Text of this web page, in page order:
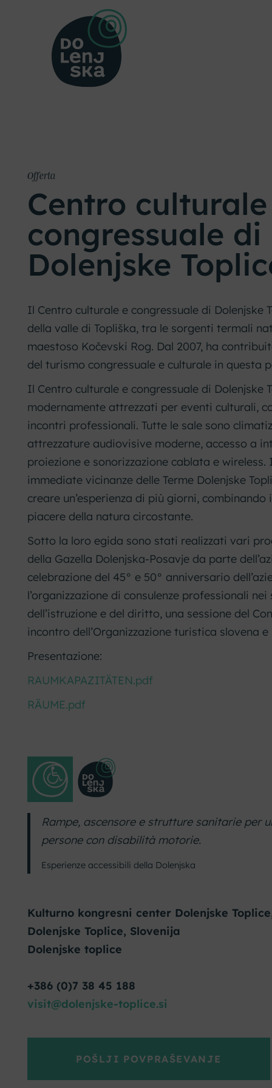
Offerta
Centro
congressuale di
Dolenjske
Il Centro culturale e congressuale di Dolenjske
della valle di Topliška, tra le sorgenti termali
maestoso Kočevski Rog. Dal 2007, ha
del turismo congressuale e culturale in questa
Il Centro culturale e congressuale di Dolenjske
modernamente attrezzati per eventi culturali,
incontri professionali. Tutte le sale sono
attrezzature audiovisive moderne, accesso a
proiezione e sonorizzazione cablata e
immediate vicinanze delle Terme Dolenjske
creare un’esperienza di più giorni,
piacere della natura circostante.
Sotto la loro egida sono stati realizzati vari
della Gazella Dolenjska-Posavje da parte
celebrazione del 45° e 50° anniversario
l’organizzazione di consulenze professionali
dell’istruzione e del diritto, una sessione del
incontro dell’Organizzazione turistica slovena
Presentazione:
RAUMKAPAZITÄTEN.pdf
RÄUME.pdf
Rampe, ascensore e strutture sanitarie per
persone con disabilità motorie.
Esperienze accessibili della Dolenjska
Kulturno kongresni center Dolenjske
Dolenjske Toplice, Slovenija
Dolenjske toplice
+386 (0)7 38 45 188
visit@dolenjske-toplice.si
POŠLJI POVPRAŠEVANJE